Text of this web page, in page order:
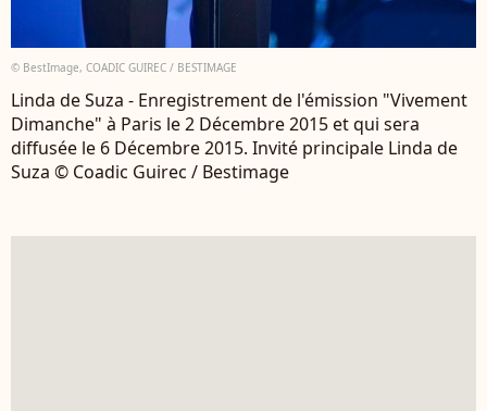
© BestImage, COADIC GUIREC / BESTIMAGE
Linda de Suza - Enregistrement de l'émission "Vivement
Dimanche" à Paris le 2 Décembre 2015 et qui sera
diffusée le 6 Décembre 2015. Invité principale Linda de
Suza © Coadic Guirec / Bestimage